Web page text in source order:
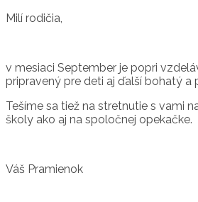
Milí rodičia,
v mesiaci September je popri
pripravený pre deti aj ďalší bohatý a
Tešíme sa tiež na stretnutie s vami
školy ako aj na spoločnej opekačke.
Váš Pramienok